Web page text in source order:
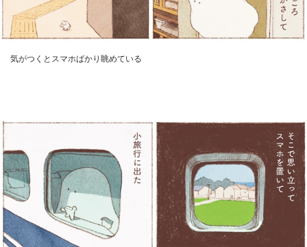
気がつくとスマホばかり眺めている